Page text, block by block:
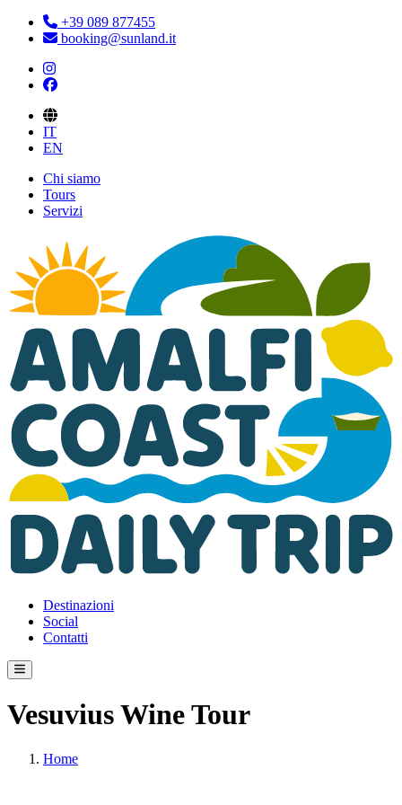
+39 089 877455
booking@sunland.it
IT
EN
Chi siamo
Tours
Servizi
Destinazioni
Social
Contatti
Vesuvius Wine Tour
Home